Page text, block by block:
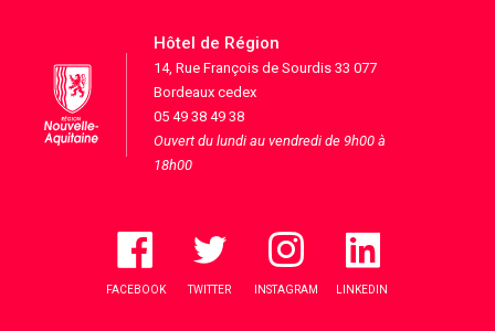
Hôtel de Région
14, Rue François de Sourdis 33 077
Bordeaux cedex
05 49 38 49 38
Ouvert du lundi au vendredi de 9h00 à
18h00
FACEBOOK TWITTER INSTAGRAM LINKEDIN